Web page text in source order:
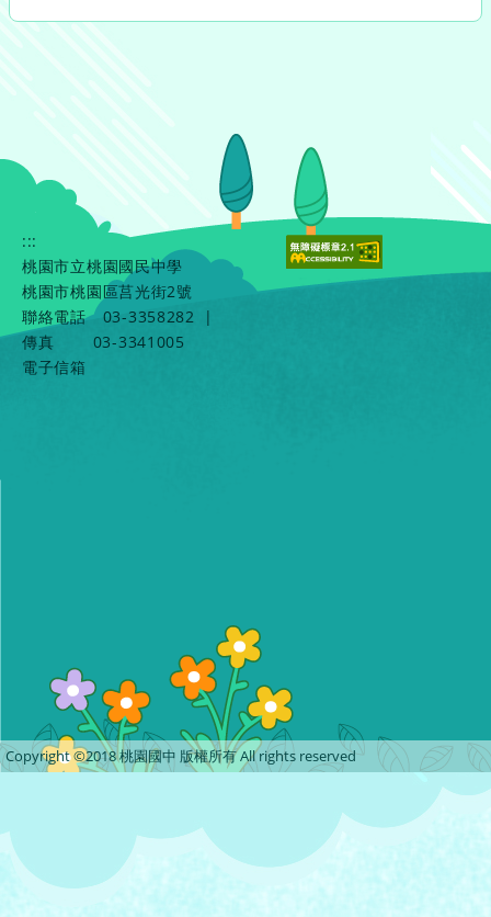
:::
桃園市立桃園國民中學
桃園市桃園區莒光街2號
聯絡電話
03-3358282
|
傳真
03-3341005
電子信箱
Copyright ©2018 桃園國中 版權所有 All rights reserved